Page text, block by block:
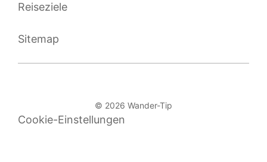
Reiseziele
Sitemap
© 2026 Wander-Tip
Cookie-Einstellungen